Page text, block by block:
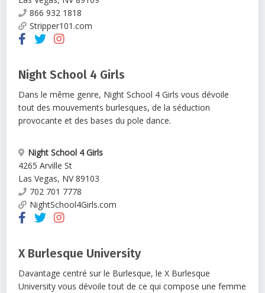
866 932 1818
Stripper101.com
Night School 4 Girls
Dans le même genre, Night School 4 Girls vous dévoile
tout des mouvements burlesques, de la séduction
provocante et des bases du pole dance.
Night School 4 Girls
4265 Arville St
Las Vegas, NV 89103
702 701 7778
NightSchool4Girls.com
X Burlesque University
Davantage centré sur le Burlesque, le X Burlesque
University vous dévoile tout de ce qui compose une femme